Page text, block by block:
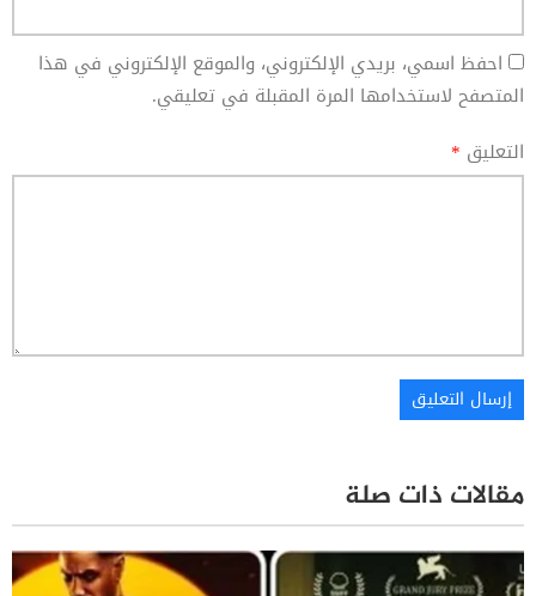
احفظ اسمي، بريدي الإلكتروني، والموقع الإلكتروني في هذا
المتصفح لاستخدامها المرة المقبلة في تعليقي.
التعليق *
مقالات ذات صلة